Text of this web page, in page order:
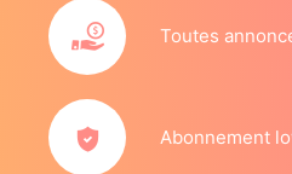
Toutes
Abonnement